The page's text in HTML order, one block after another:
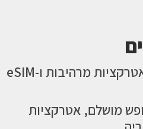
גטבורג: נופש מושלם, אטרקציות מרהיבות ו-eSIM
מושלם, אטרקציות